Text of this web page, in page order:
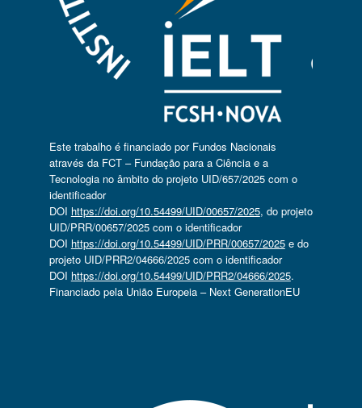
Este trabalho é financiado por Fundos Nacionais
através da FCT – Fundação para a Ciência e a
Tecnologia no âmbito do projeto UID/657/2025 com o
identificador
DOI https://doi.org/10.54499/UID/00657/2025, do projeto
UID/PRR/00657/2025 com o identificador
DOI https://doi.org/10.54499/UID/PRR/00657/2025e do
projeto UID/PRR2/04666/2025 com o identificador
DOI https://doi.org/10.54499/UID/PRR2/04666/2025.
Financiado pela União Europeia – Next GenerationEU